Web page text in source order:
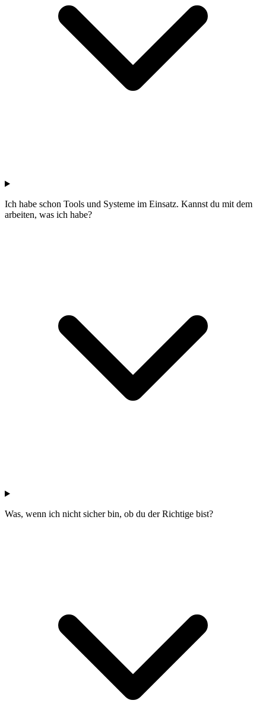
Ich habe schon Tools und Systeme im Einsatz. Kannst du mit dem
arbeiten, was ich habe?
Was, wenn ich nicht sicher bin, ob du der Richtige bist?